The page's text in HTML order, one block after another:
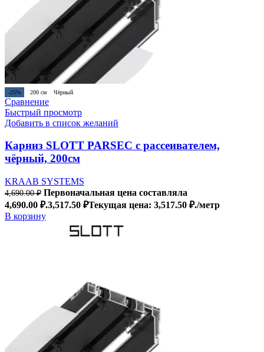
-25% 200 см Чёрный
Сравнение
Быстрый просмотр
Добавить в список желаний
Карниз SLOTT PARSEC с рассеивателем,
чёрный, 200см
KRAAB SYSTEMS
4,690.00₽ Первоначальная цена составляла
4,690.00 ₽.3,517.50 ₽Текущая цена: 3,517.50 ₽./метр
В корзину